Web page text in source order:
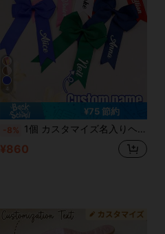
¥75 節約
-8% 1個 カスタマイズ名入りヘアクリップ、パーソナライズド リボン クロコダイルクリップ、カスタマイズ サテンリボン ヘアアクセサリー、カスタマイズ可能なヘアデコレーション、ウェディング、誕生日ギフト
¥860